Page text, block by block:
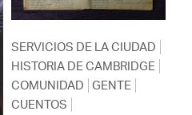
SERVICIOS DE LA CIUDAD
HISTORIA DE CAMBRIDGE
COMUNIDAD GENTE
CUENTOS